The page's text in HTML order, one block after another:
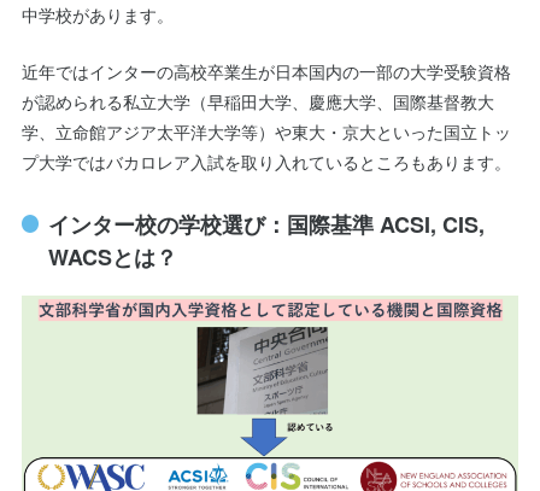
中学校があります。
近年ではインターの高校卒業生が日本国内の一部の大学受験資格
が認められる私立大学（早稲田大学、慶應大学、国際基督教大
学、立命館アジア太平洋大学等）や東大・京大といった国立トッ
プ大学ではバカロレア入試を取り入れているところもあります。
インター校の学校選び：国際基準 ACSI, CIS,
WACSとは？